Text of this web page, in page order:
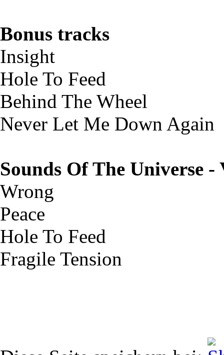
Bonus tracks
Insight
Hole To Feed
Behind The Wheel
Never Let Me Down Again
Sounds Of The Universe -
Wrong
Peace
Hole To Feed
Fragile Tension